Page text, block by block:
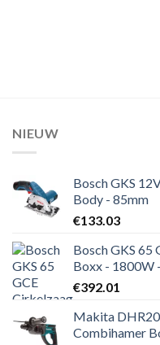
NIEUW
Bosch GKS
Body - 85mm
€133.03
Bosch GKS 65
Boxx - 1800W
€392.01
Makita
Combihamer